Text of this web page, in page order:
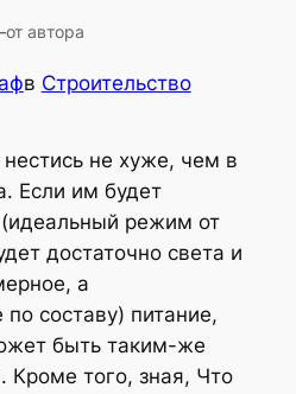
от автора
в Строительство
не хуже, чем в
Если им будет
режим от
достаточно света и
а
составу) питание,
быть таким-же
Кроме того, зная, Что